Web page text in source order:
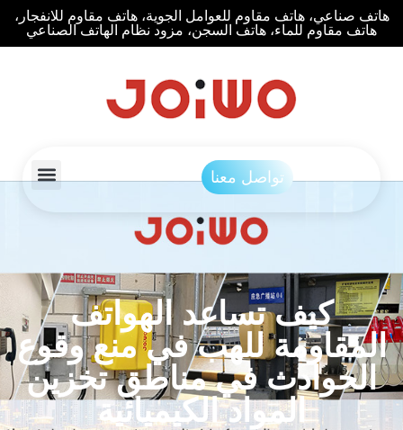
هاتف صناعي، هاتف مقاوم للعوامل الجوية، هاتف مقاوم للانفجار،
هاتف مقاوم للماء، هاتف السجن، مزود نظام الهاتف الصناعي
تواصل معنا
كيف تساعد الهواتف
المقاومة للهب في منع وقوع
الحوادث في مناطق تخزين
المواد الكيميائية